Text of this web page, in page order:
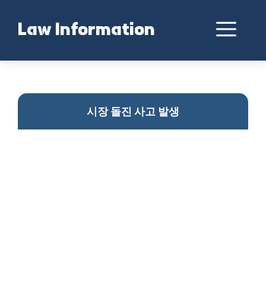
contentLaw Information
시장 돌진 사고 발생